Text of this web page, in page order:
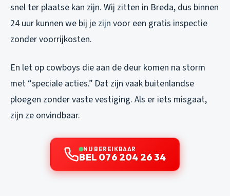
snel ter plaatse kan zijn. Wij zitten in Breda, dus binnen
24 uur kunnen we bij je zijn voor een gratis inspectie
zonder voorrijkosten.
En let op cowboys die aan de deur komen na storm
met “speciale acties.” Dat zijn vaak buitenlandse
ploegen zonder vaste vestiging. Als er iets misgaat,
zijn ze onvindbaar.
NU BEREIKBAAR
BEL 076 204 26 34